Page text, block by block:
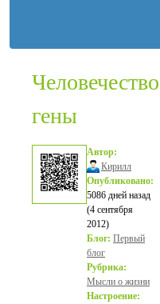
гены
Автор:
Кирилл
Опубликовано:
5086 дней назад
(4 сентября
2012)
Блог: Первый
блог
Рубрика:
Мысли о жизни
Настроение: